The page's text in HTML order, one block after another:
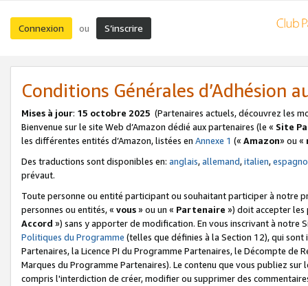
Connexion ou S’inscrire
Conditions Générales d’Adhésion
Mises à jour: 15 octobre 2025 (Partenaires actuels, découvrez les
Bienvenue sur le site Web d’Amazon dédié aux partenaires (le « Site
les différentes entités d’Amazon, listées en Annexe 1 (« Amazon» ou «
Des traductions sont disponibles en: anglais,allemand,italien,
prévaut.
Toute personne ou entité participant ou souhaitant participer à notre
personnes ou entités, « vous» ou un « Partenaire ») doit accepter les
Accord ») sans y apporter de modification. En vous inscrivant à notre
Politiques du Programme (telles que définies à la Section 12), qui
Partenaires, la Licence PI du Programme Partenaires, le Décompte de
Marques du Programme Partenaires). Le contenu que vous publiez
compris l'interdiction de créer, modifier ou supprimer des